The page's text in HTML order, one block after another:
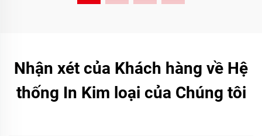
Nhận xét của Khách hàng về Hệ
thống In Kim loại của Chúng tôi